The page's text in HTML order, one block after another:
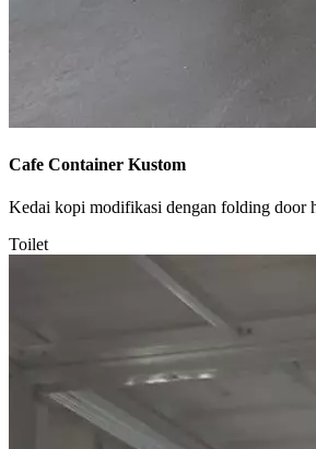
Cafe Container Kustom
Kedai kopi modifikasi dengan folding door
Toilet